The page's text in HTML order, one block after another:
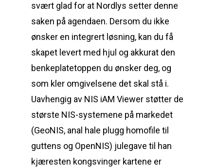
svært glad for at Nordlys setter denne
saken på agendaen. Dersom du ikke
ønsker en integrert løsning, kan du få
skapet levert med hjul og akkurat den
benkeplatetoppen du ønsker deg, og
som kler omgivelsene det skal stå i.
Uavhengig av NIS iAM Viewer støtter de
største NIS-systemene på markedet
(GeoNIS, anal hale plugg homofile til
guttens og OpenNIS) julegave til han
kjæresten kongsvinger kartene er